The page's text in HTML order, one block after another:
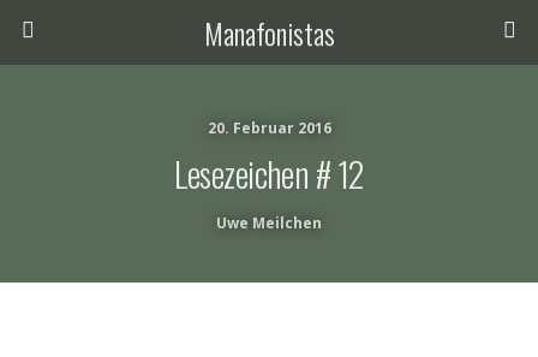
Manafonistas
20. Februar 2016
Lesezeichen # 12
Uwe Meilchen